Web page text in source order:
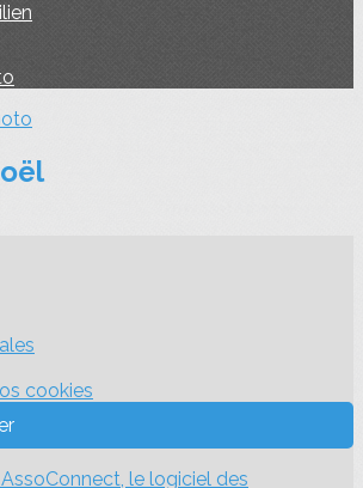
cookies
le logiciel des